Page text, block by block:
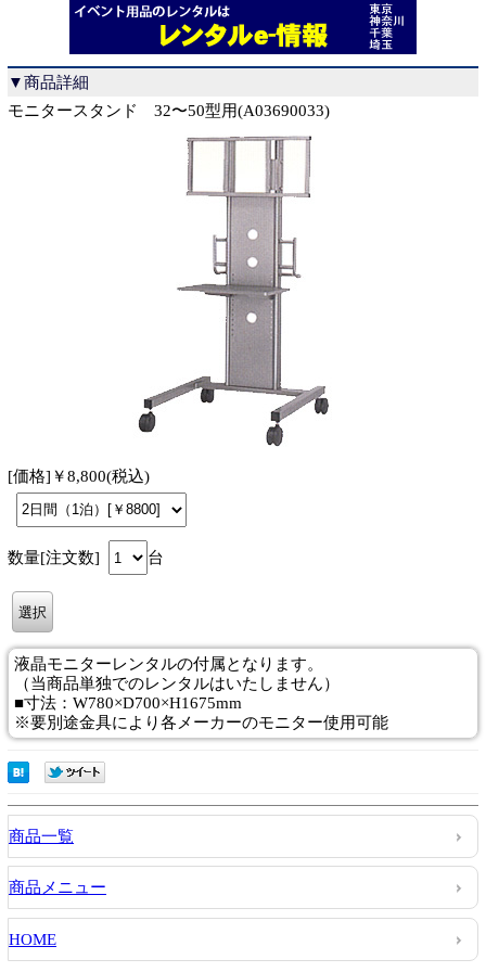
▼商品詳細
モニタースタンド 32〜50型用(A03690033)
[価格]￥8,800(税込)
数量[注文数] 台
液晶モニターレンタルの付属となります。
（当商品単独でのレンタルはいたしません）
■寸法：W780×D700×H1675mm
※要別途金具により各メーカーのモニター使用可能
商品一覧
商品メニュー
HOME